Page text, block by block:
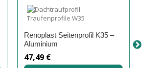
Renoplast Seitenprofil K35 –
Aluminium
47,49 €